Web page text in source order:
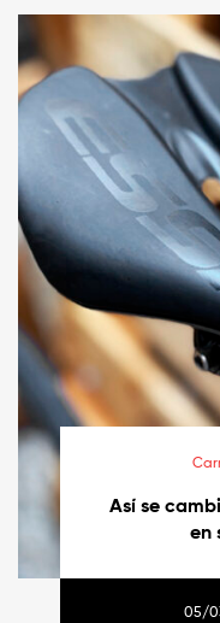
Así se
en
05/